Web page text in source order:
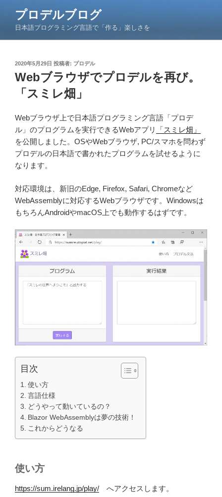
ン
プロデルブログ
日本語プログラミング言語で「作る」楽しさを
投
稿
日:
2020年5月29日 投稿者: プロデル
Webブラウザでプロデルを再び。
「スミレ畑」
Webブラウザ上で日本語プログラミング言語「プロデ
ル」のプログラムを実行できるWebアプリ
「スミレ畑」
を公開しました。OSやWebブラウザ, PC/スマホを問わず
プロデルの日本語で書かれたプログラムを試せるように
なります。
対応環境は、新旧のEdge, Firefox, Safari, Chromeなど
WebAssemblyに対応するWebブラウザです。Windowsは
もちろんAndroidやmacOS上でも動作するはずです。
目次
使い方
言語仕様
どうやって動いているの？
Blazor WebAssemblyは夢の技術！
これからどうなる
使い方
https://sum.irelang.jp/play/ へアクセスします。